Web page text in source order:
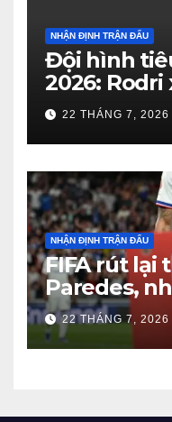
NHẬN ĐỊNH TRẬN ĐẤU
Đội hình
2026:
Haaland
gây bất ngờ
22 THÁNG 7, 2026
NHẬN ĐỊNH TRẬN ĐẤU
FIFA rút lại
Paredes,
kỷ luật của
chưa kết
22 THÁNG 7, 2026